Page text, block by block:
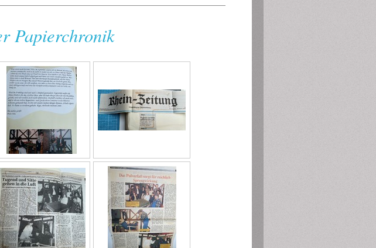
Papierchronik